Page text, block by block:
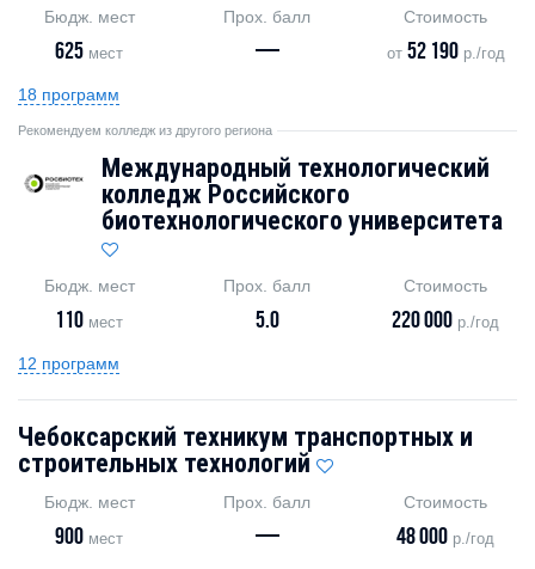
Бюдж. мест
625 мест
Прох. балл
—
Стоимость
от 52 190р./год
18 программ
Рекомендуем колледж из другого региона
Международный технологический
колледж Российского
биотехнологического университета
Бюдж. мест
110 мест
Прох. балл
5.0
Стоимость
220 000 р./год
12 программ
Чебоксарский техникум транспортных и
строительных технологий
Бюдж. мест
900 мест
Прох. балл
—
Стоимость
48 000 р./год